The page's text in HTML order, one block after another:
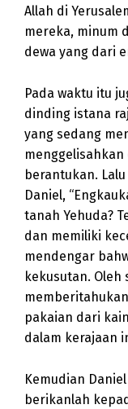
Allah di
mereka, minum
dewa yang dari
Pada waktu itu
dinding istana
yang sedang
berantukan.
Daniel,
tanah Yehuda?
dan memiliki
mendengar
kekusutan.
pakaian dari
dalam kerajaan
Kemudian
berikanlah